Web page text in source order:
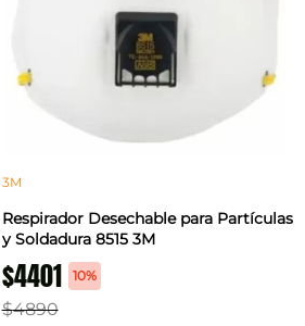
3M
Respirador Desechable para Partículas
y Soldadura 8515 3M
$4401 10%
$4890